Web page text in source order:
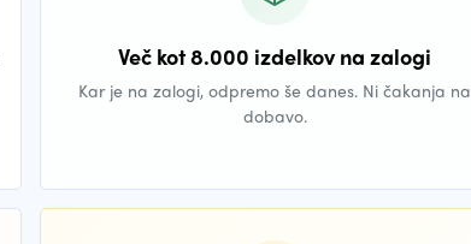
Več kot 8.000 izdelkov na zalogi
Kar je na zalogi, odpremo še danes. Ni čakanja na
dobavo.